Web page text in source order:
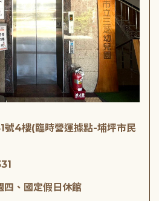
號4樓(臨時營運據點-埔坪市民
四、國定假日休館